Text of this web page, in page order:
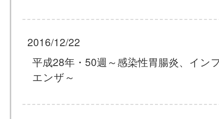
2016/12/22
平成28年・50週～感染性胃腸炎、イン
エンザ～